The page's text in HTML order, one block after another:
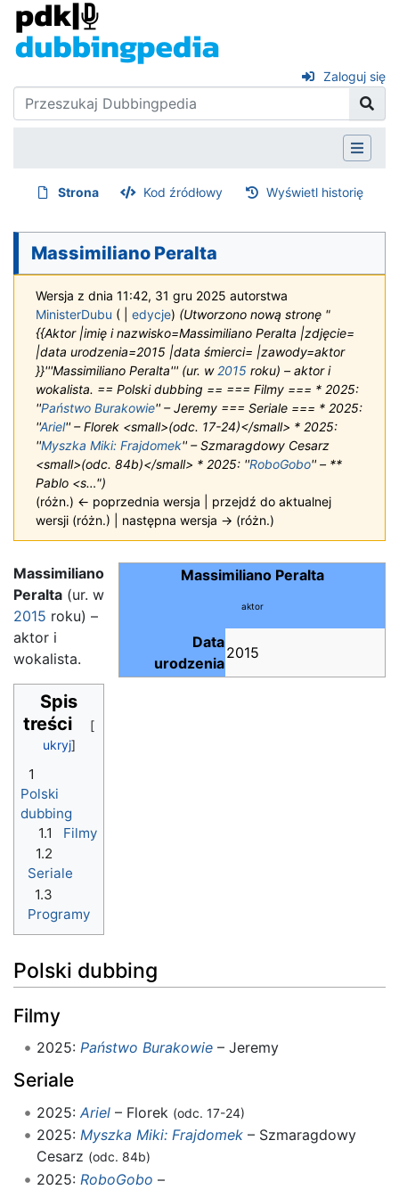
Zaloguj się
Strona Kod źródłowy Wyświetl historię
Massimiliano Peralta
Wersja z dnia 11:42, 31 gru 2025 autorstwa
MinisterDubu ( edycje) (Utworzono nową stronę "
{{Aktor |imię i nazwisko=Massimiliano Peralta |zdjęcie=
|data urodzenia=2015 |data śmierci= |zawody=aktor
}}'''Massimiliano Peralta''' (ur. w 2015 roku) – aktor i
wokalista. == Polski dubbing == === Filmy === * 2025:
''Państwo Burakowie'' – Jeremy === Seriale === * 2025:
''Ariel'' – Florek <small>(odc. 17-24)</small> * 2025:
''Myszka Miki: Frajdomek'' – Szmaragdowy Cesarz
<small>(odc. 84b)</small> * 2025: ''RoboGobo'' – **
Pablo <s…")
(różn.) ← poprzednia wersja | przejdź do aktualnej
wersji (różn.) | następna wersja → (różn.)
Massimiliano Peralta
aktor
Data
urodzenia
2015
Massimiliano
Peralta (ur. w
2015 roku) –
aktor i
wokalista.
Spis
treści
1
Polski
dubbing
1.1
Filmy
1.2
Seriale
1.3
Programy
Polski dubbing
Filmy
2025: Państwo Burakowie– Jeremy
Seriale
2025: Ariel– Florek (odc. 17-24)
2025: Myszka Miki: Frajdomek– Szmaragdowy
Cesarz (odc. 84b)
2025: RoboGobo –